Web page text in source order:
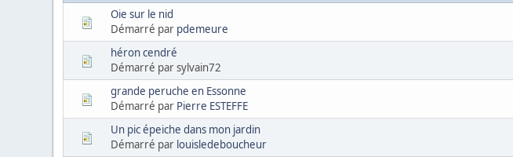
Oie sur le nid
Démarré par pdemeure
héron cendré
Démarré par sylvain72
grande peruche en Essonne
Démarré par Pierre ESTEFFE
Un pic épeiche dans mon jardin
Démarré par louisledeboucheur